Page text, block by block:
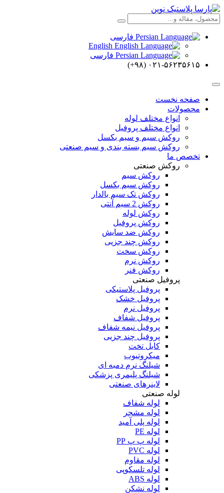
فارسی
فارسی
۰۲۱-۵۶۲۳۵۶۱۵ (۹۸+)
صفحه نخست
محصولات
انواع مختلف لوله
انواع مختلف پروفیل
روکش سیم و سیم بکسل
روکش سیم بسته بندی و سیم صنعتی
تخصص ما
روکش صنعتی
روکش سیم
روکش سیم بکسل
روکش تک سیم بالدار
روکش 2 سیم آنتی
روکش لوله
روکش پروفیل
روکش ضد سایش
روکش چند جزیی
روکش سخت
روکش نرم
روکش فنر
پروفیل صنعتی
پروفیل پلاستیکی
پروفیل خشک
پروفیل نرم
پروفیل شفاف
پروفیل نیمه شفاف
پروفیل چند جزیی
کابل تخت
میکروتیوب
شیلنگ نرم دمبه ای
شیلنگ پلیمری پزشکی
لاینرهای صنعتی
لوله صنعتی
لوله شفاف
لوله مشجر
لوله پلی آمید
لوله PE
لوله پ پ PP
لوله PVC
لوله مقاوم
لوله تلسکوپی
لوله ABS
لوله نشکن